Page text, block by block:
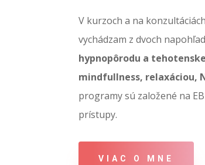
V kurzoch a na
vychádzam z dvoch
hypnopôrodu a
mindfullness, relaxáciou,
programy sú založené na
prístupy.
VIAC O MNE